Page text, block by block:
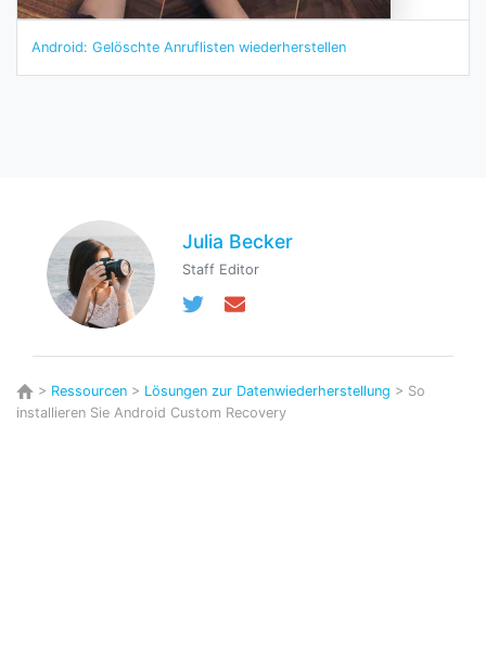
Android: Gelöschte Anruflisten wiederherstellen
Julia Becker
Staff Editor
> Ressourcen > Lösungen zur Datenwiederherstellung > So
installieren Sie Android Custom Recovery